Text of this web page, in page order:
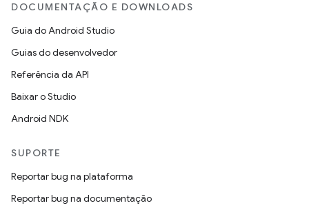
DOCUMENTAÇÃO E DOWNLOADS
Guia do Android Studio
Guias do desenvolvedor
Referência da API
Baixar o Studio
Android NDK
SUPORTE
Reportar bug na plataforma
Reportar bug na documentação